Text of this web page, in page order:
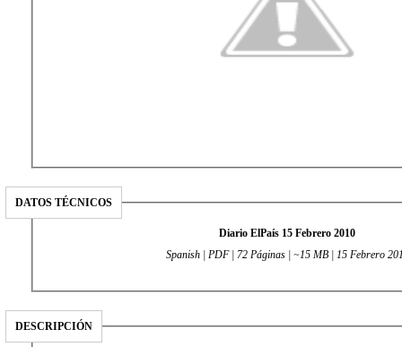
DATOS TÉCNICOS
Diario ElPaís 15 Febrero 2010
Spanish | PDF | 72 Páginas | ~15 MB | 15 Febrero
DESCRIPCIÓN